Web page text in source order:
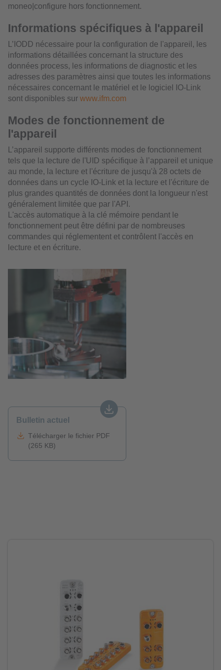
moneo|configure hors fonctionnement.
Informations spécifiques à l'appareil
L’IODD nécessaire pour la configuration de l'appareil, les
informations détaillées concernant la structure des
données process, les informations de diagnostic et les
adresses des paramètres ainsi que toutes les informations
nécessaires concernant le matériel et le logiciel IO-Link
sont disponibles sur www.ifm.com
Modes de fonctionnement de
l'appareil
L’appareil supporte différents modes de fonctionnement
tels que la lecture de l'UID spécifique à l’appareil et unique
au monde, la lecture et l'écriture de jusqu'à 28 octets de
données dans un cycle IO-Link et la lecture et l'écriture de
plus grandes quantités de données dont la longueur n'est
généralement limitée que par l'API.
L'accès automatique à la clé mémoire pendant le
fonctionnement peut être défini par de nombreuses
commandes qui réglementent et contrôlent l'accès en
lecture et en écriture.
Bulletin actuel
Télécharger le fichier PDF
(265 KB)